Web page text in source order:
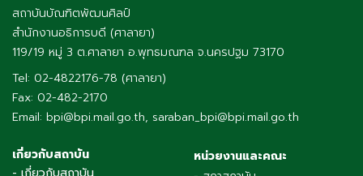
สถาบันบัณฑิตพัฒนศิลป์
สำนักงานอธิการบดี (ศาลายา)
119/19 หมู่ 3 ต.ศาลายา อ.พุทธมณฑล จ.นครปฐม 73170
Tel: 02-4822176-78 (ศาลายา)
Fax: 02-482-2170
Email: bpi@bpi.mail.go.th, saraban_bpi@bpi.mail.go.th
เกี่ยวกับสถาบัน
หน่วยงานและคณะ